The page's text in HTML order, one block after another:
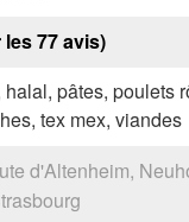
les 77 avis)
halal, pâtes, poulets
tex mex, viandes
d'Altenheim,